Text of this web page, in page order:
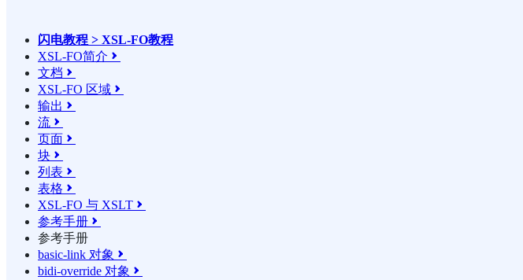
闪电教程 > XSL-FO教程
XSL-FO简介 
文档 
XSL-FO 区域 
输出 
流 
页面 
块 
列表 
表格 
XSL-FO 与 XSLT 
参考手册 
参考手册
basic-link 对象 
bidi-override 对象 